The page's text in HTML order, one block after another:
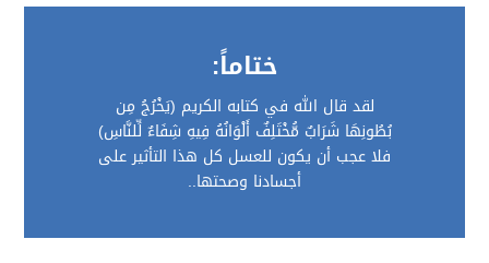
ختاماً:
لقد قال الله في كتابه الكريم (يَخْرُجُ مِن
بُطُونِهَا شَرَابٌ مُّخْتَلِفٌ أَلْوَانُهُ فِيهِ شِفَاءٌ لِّلنَّاسِ)
فلا عجب أن يكون للعسل كل هذا التأثير على
أجسادنا وصحتها..